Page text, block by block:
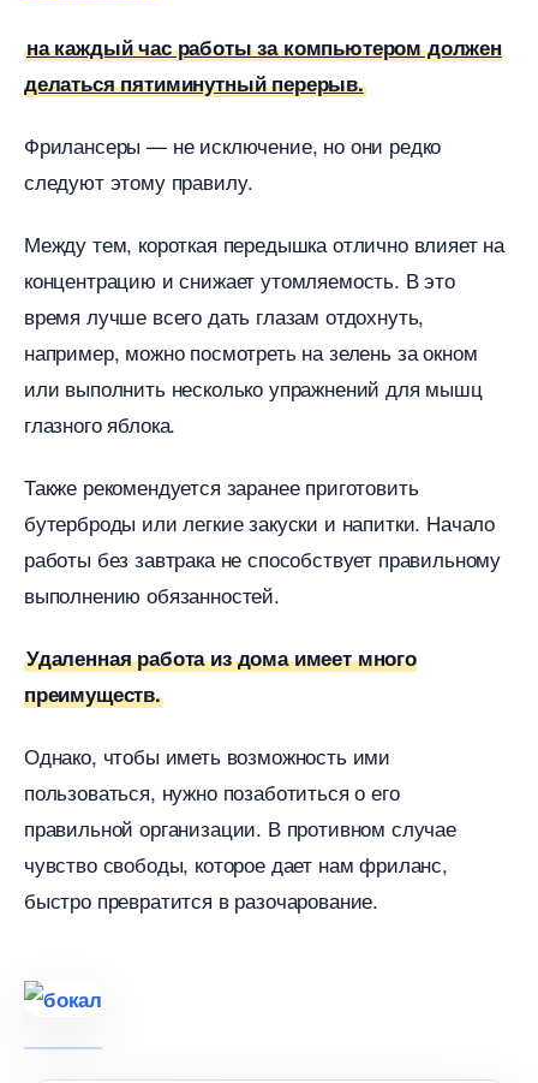
на каждый час работы за компьютером должен
делаться пятиминутный перерыв.
Фрилансеры — не исключение, но они редко
следуют этому правилу.
Между тем, короткая передышка отлично влияет на
концентрацию и снижает утомляемость. В это
ремя лучше всего дать глазам отдохнуть,
например, можно посмотреть на зелень за окном
или выполнить несколько упражнений для мышц
лазного яблока.
Также рекомендуется заранее приготовить
утерброды или легкие закуски и напитки. Начало
работы без завтрака не способствует правильному
ыполнению обязанностей.
Удаленная работа из дома имеет много
преимуществ.
Однако, чтобы иметь возможность ими
пользоваться, нужно позаботиться о его
правильной организации. В противном случае
чувство свободы, которое дает нам фриланс,
ыстро превратится в разочарование.